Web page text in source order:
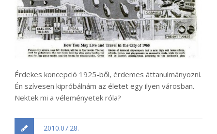
Érdekes koncepció 1925-ből, érdemes áttanulmányozni.
Én szívesen kipróbálnám az életet egy ilyen városban.
Nektek mi a véleményetek róla?
2010.07.28.